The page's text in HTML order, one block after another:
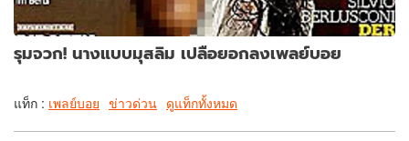
รุมจวก! นางแบบมุสลิม เปลือยอกลงเพลย์บอย
แท็ก : เพลย์บอย ข่าวด่วน ดูแท็กทั้งหมด